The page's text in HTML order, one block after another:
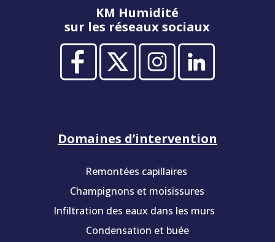
KM Humidité
sur les réseaux sociaux
Domaines d’intervention
Remontées capillaires
Champignons et moisissures
Infiltration des eaux dans les murs
Condensation et buée